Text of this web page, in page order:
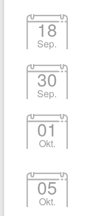
18
Sep.
30
Sep.
01
Okt.
05
Okt.